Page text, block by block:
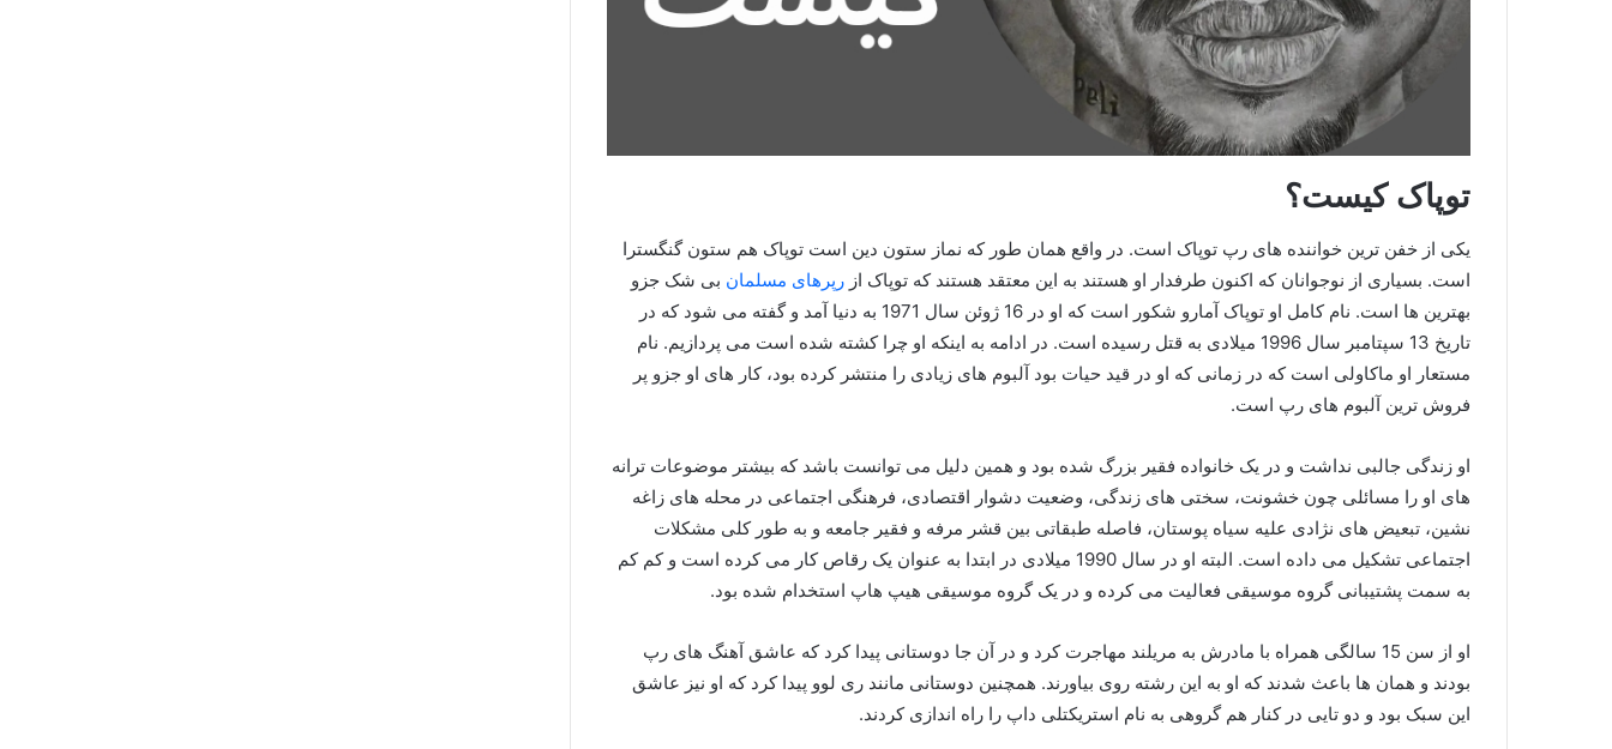
توپاک کیست؟
یکی از خفن ترین خواننده های رپ توپاک است. در واقع همان طور که نماز ستون دین است توپاک هم ستون گنگسترا
است. بسیاری از نوجوانان که اکنون طرفدار او هستند به این معتقد هستند که توپاک از رپرهای مسلمان بی شک جزو
بهترین ها است. نام کامل او توپاک آمارو شکور است که او در 16 ژوئن سال 1971 به دنیا آمد و گفته می شود که در
تاریخ 13 سپتامبر سال 1996 میلادی به قتل رسیده است. در ادامه به اینکه او چرا کشته شده است می پردازیم. نام
مستعار او ماکاولی است که در زمانی که او در قید حیات بود آلبوم های زیادی را منتشر کرده بود، کار های او جزو پر
فروش ترین آلبوم های رپ است.
او زندگی جالبی نداشت و در یک خانواده فقیر بزرگ شده بود و همین دلیل می توانست باشد که بیشتر موضوعات ترانه
های او را مسائلی چون خشونت، سختی های زندگی، وضعیت دشوار اقتصادی، فرهنگی اجتماعی در محله های زاغه
نشین، تبعیض های نژادی علیه سیاه پوستان، فاصله طبقاتی بین قشر مرفه و فقیر جامعه و به طور کلی مشکلات
اجتماعی تشکیل می داده است. البته او در سال 1990 میلادی در ابتدا به عنوان یک رقاص کار می کرده است و کم کم
به سمت پشتیبانی گروه موسیقی فعالیت می کرده و در یک گروه موسیقی هیپ هاپ استخدام شده بود.
او از سن 15 سالگی همراه با مادرش به مریلند مهاجرت کرد و در آن جا دوستانی پیدا کرد که عاشق آهنگ های رپ
بودند و همان ها باعث شدند که او به این رشته روی بیاورند. همچنین دوستانی مانند ری لوو پیدا کرد که او نیز عاشق
این سبک بود و دو تایی در کنار هم گروهی به نام استریکتلی داپ را راه اندازی کردند.